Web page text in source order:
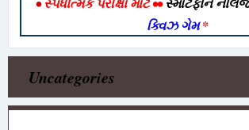
ક્વિઝ ગેમ*
Uncategories